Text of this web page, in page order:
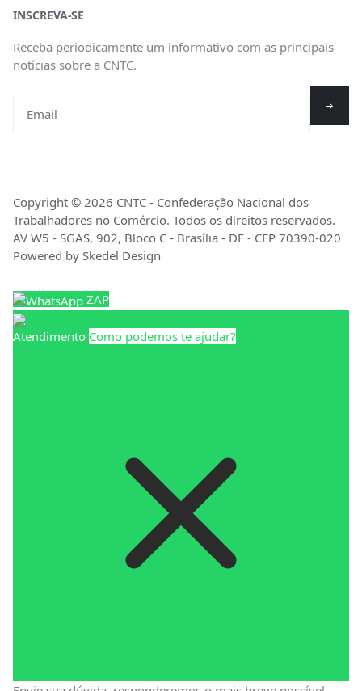
INSCREVA-SE
Receba periodicamente um informativo com as principais
notícias sobre a CNTC.
Copyright © 2026 CNTC - Confederação Nacional dos
Trabalhadores no Comércio. Todos os direitos reservados.
AV W5 - SGAS, 902, Bloco C - Brasília - DF - CEP 70390-020
Powered by Skedel Design
ZAP
Atendimento Como podemos te ajudar?